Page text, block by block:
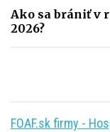
Ako sa brániť v
2026?
FOAF.sk firmy -